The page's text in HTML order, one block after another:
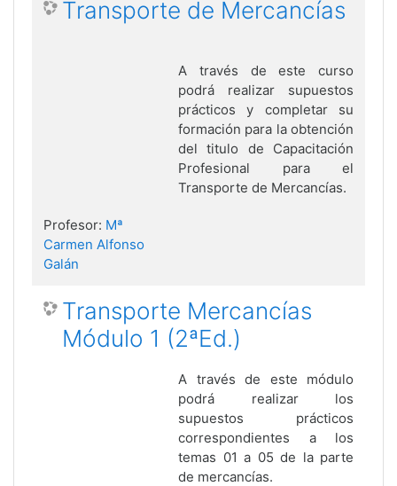
Transporte de Mercancías
A través de este curso
podrá realizar supuestos
prácticos y completar su
formación para la obtención
del titulo de Capacitación
Profesional para el
Transporte de Mercancías.
Profesor: Mª
Carmen Alfonso
Galán
Transporte Mercancías
Módulo 1 (2ªEd.)
A través de este módulo
podrá realizar los
supuestos prácticos
correspondientes a los
temas 01 a 05 de la parte
de mercancías.